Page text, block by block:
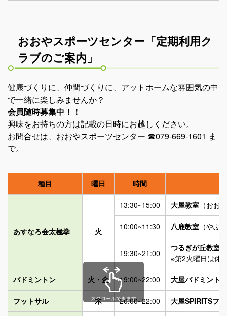
おおやスポーツセンター「定期利用ク
ラブのご案内」
健康づくりに、仲間づくりに、アットホームな雰囲気の中
で一緒に楽しみませんか？
会員随時募集中！！
興味をお持ちの方は記載の日時にお越しください。
お問合せは、おおやスポーツセンター ☎079-669-1601 ま
で。
種目 曜日 時間
あすなろ会太極拳 火
13:30~15:00 大屋教室 （おお
10:00~11:30 八鹿教室 （やぶ
19:30~21:00
つるぎが丘教室
※第2火曜日は休
バドミントン 火・金 19:00~22:00 大屋バドミント
フットサル 木 20:00~22:00 大屋SPIRITSフ
スクロールできます